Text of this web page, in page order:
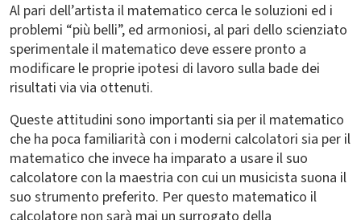
Al pari dell’artista il matematico cerca le soluzioni ed i
problemi “più belli”, ed armoniosi, al pari dello scienziato
sperimentale il matematico deve essere pronto a
modificare le proprie ipotesi di lavoro sulla bade dei
risultati via via ottenuti.
Queste attitudini sono importanti sia per il matematico
che ha poca familiarità con i moderni calcolatori sia per il
matematico che invece ha imparato a usare il suo
calcolatore con la maestria con cui un musicista suona il
suo strumento preferito. Per questo matematico il